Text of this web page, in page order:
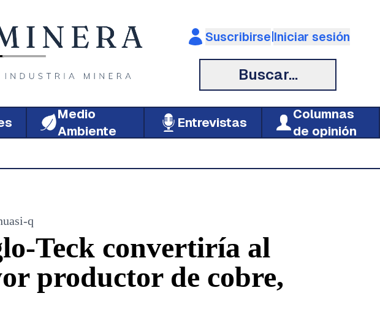
Suscribirse|Iniciar sesión
Buscar...
Medio
Ambiente
Entrevistas
Columnas
de opinión
q
Teck convertiría al
productor de cobre,